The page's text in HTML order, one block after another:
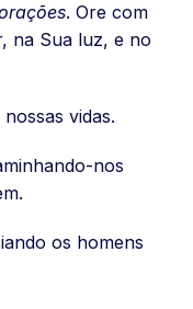
. Ore com
na Sua luz, e no
vidas.
nos
os homens